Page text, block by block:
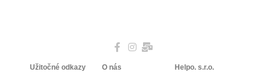
Užitočné odkazy O nás Helpo. s.r.o.